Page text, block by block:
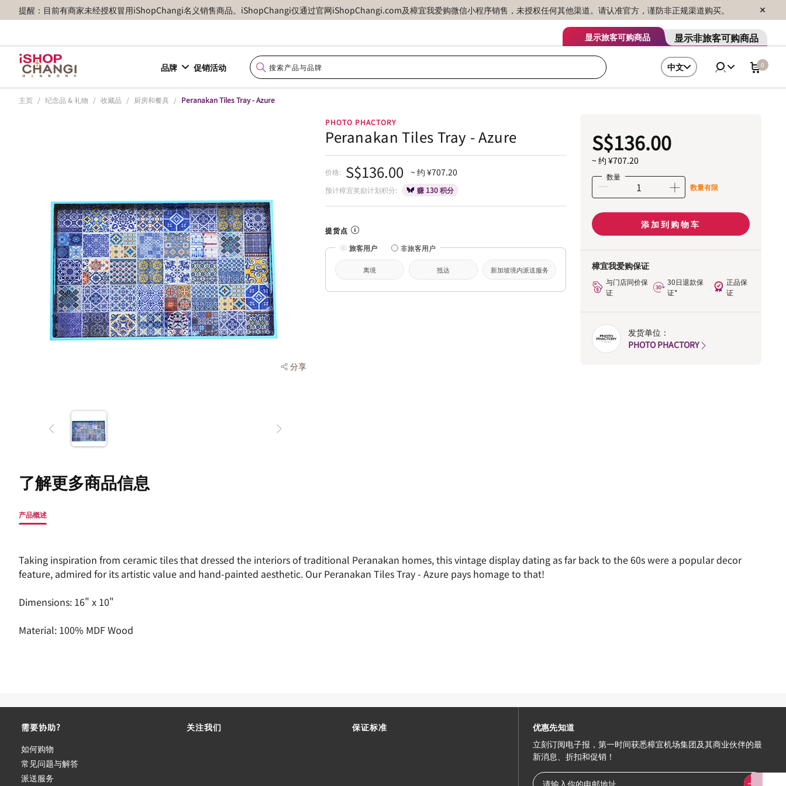
提醒：目前有商家未经授权冒用iShopChangi名义销售商品。iShopChangi仅通过官网iShopChangi.com及樟宜我爱购微信小程序销售，未授权任何其他渠道。请认准官方，谨防非正规渠道购买。
显示旅客可购商品 显示非旅客可购商品
品牌 促销活动 中文 0
主页 / 纪念品 & 礼物 / 收藏品 / 厨房和餐具 / Peranakan Tiles Tray - Azure
分享
PHOTO PHACTORY
Peranakan Tiles Tray - Azure
价格: S$136.00 ~ 约 ¥707.20
预计樟宜奖励计划积分: 赚 130 积分
提货点
旅客用户
非旅客用户
离境 抵达 新加坡境内派送服务
S$136.00
~ 约 ¥707.20
数量
数量有限
添加到购物车
樟宜我爱购保证
与门店同价保
证
30日退款保
证*
正品保
证
发货单位：
PHOTO PHACTORY
了解更多商品信息
产品概述
Taking inspiration from ceramic tiles that dressed the interiors of traditional Peranakan homes, this vintage display dating as far back to the 60s were a popular decor
feature, admired for its artistic value and hand-painted aesthetic. Our Peranakan Tiles Tray - Azure pays homage to that!
Dimensions: 16" x 10"
Material: 100% MDF Wood
需要协助?
如何购物
常见问题与解答
派送服务
关注我们 保证标准
优惠先知道
立刻订阅电子报，第一时间获悉樟宜机场集团及其商业伙伴的最
新消息、折扣和促销！